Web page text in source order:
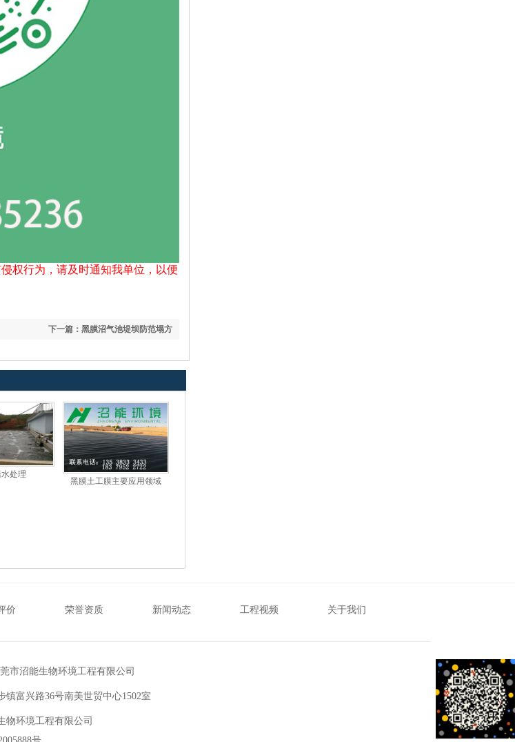
权行为，请及时通知我单位，以便
下一篇：黑膜沼气池堤坝防范塌方
处理
黑膜土工膜主要应用领域
价 荣誉资质 新闻动态 工程视频
关于我们
市沼能生物环境工程有限公司
镇富兴路36号南美世贸中心1502室
物环境工程有限公司